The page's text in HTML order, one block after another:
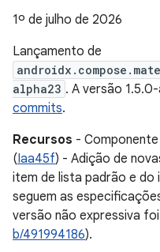
1º de julho de 2026
Lançamento de
alpha23 . A versão
commits.
Recursos - Componente
(Iaa45f) - Adição de
item de lista padrão e do
seguem as
versão não expressiva
b/491994186).